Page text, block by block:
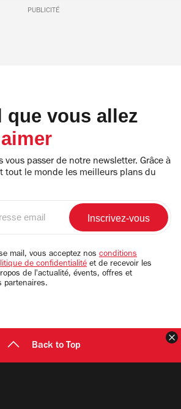
PUBLICITÉ
que vous allez
aimer
vous passer de notre newsletter. Grâce à
tout le monde les meilleurs plans du
mail, vous acceptez nos conditions
de confidentialité et de recevoir les
de l'actualité, évents, offres et
partenaires.
Back to Top